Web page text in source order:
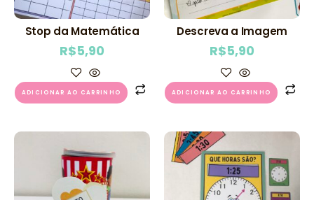
Stop da Matemática
R$5,90
ADICIONAR AO CARRINHO
Descreva a Imagem
R$5,90
ADICIONAR AO CARRINHO